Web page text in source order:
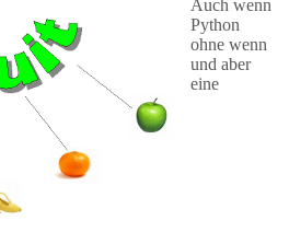
Auch wenn
Python
ohne wenn
und aber
eine